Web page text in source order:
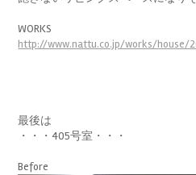
WORKS
http://www.nattu.co.jp/works/house/
最後は
・・・405号室・・・
Before